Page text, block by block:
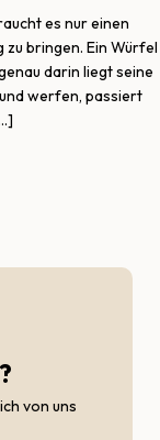
es nur einen
zu bringen. Ein Würfel
darin liegt seine
werfen, passiert
von uns